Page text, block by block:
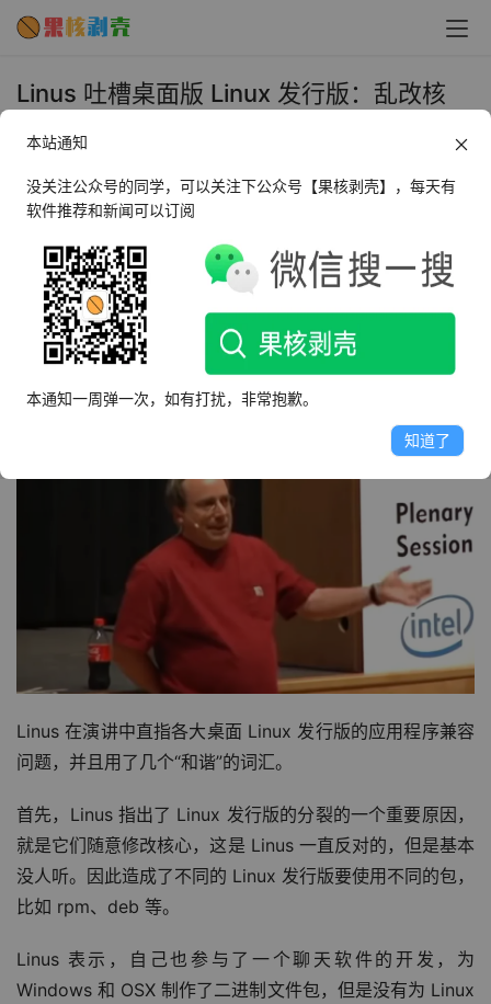
Linus 吐槽桌面版 Linux 发行版：乱改核
2021年12月1日 下午2:23 圈内新闻
Linux 之父 Linus Torvalds 近日在 DebConf  14 会议上谈
到了关于桌面版 Linux 的问题，他作为一个“喷子”的激情又
按捺不住了。
Linus 在演讲中直指各大桌面 Linux 发行版的应用程序兼容
问题，并且用了几个“和谐”的词汇。
首先，Linus 指出了 Linux 发行版的分裂的一个重要原因，
就是它们随意修改核心，这是 Linus 一直反对的 ，但是基本
没人听。因此造成了不同的 Linux 发行版要使用不同的包，
比如 rpm、deb 等。
Linus 表示，自己也参与了一个聊天软件的开发，为
Windows 和 OSX 制作了二进制文件包，但是没有为 Linux
本站通知
没关注公众号的同学，可以关注下公众号【果核剥壳】，每天有
软件推荐和新闻可以订阅
本通知一周弹一次，如有打扰，非常抱歉。
知道了